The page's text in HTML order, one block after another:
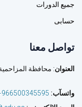
جميع الدورات
حسابى
تواصل معنا
العنوان: محافظة
واتسآب:
966500345595+